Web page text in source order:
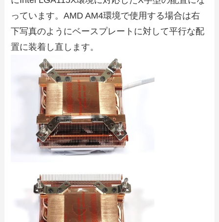
っています。AMD AM4環境で使用する場合は右
下写真のようにベースプレートに対して平行な配
置に装着し直します。